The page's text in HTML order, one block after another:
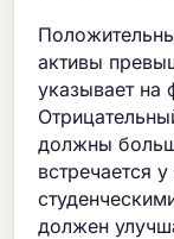
активы
указывает на
должны
встречается
должен